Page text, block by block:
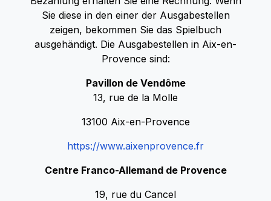
Sie diese in den einer der Ausgabestellen
zeigen, bekommen Sie das Spielbuch
ausgehändigt. Die Ausgabestellen in Aix-en-
Provence sind:
Pavillon de Vendôme
13, rue de la Molle
13100 Aix-en-Provence
https://www.aixenprovence.fr
Centre Franco-Allemand de Provence
19, rue du Cancel